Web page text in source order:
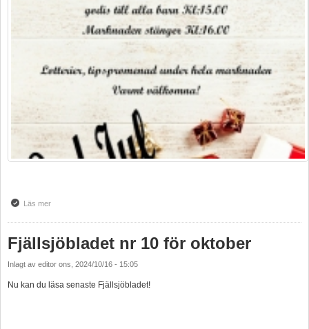
Läs merom Julmarknad 30 november på Stenhammaren Backe
Fjällsjöbladet nr 10 för oktober
Inlagt av editor ons, 2024/10/16 - 15:05
Nu kan du läsa senaste Fjällsjöbladet!